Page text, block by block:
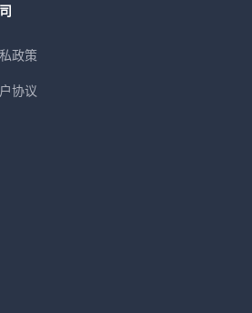
政策
协议